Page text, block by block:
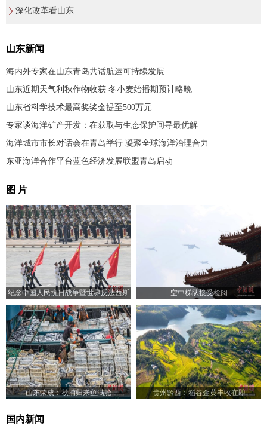
深化改革看山东
山东新闻
海内外专家在山东青岛共话航运可持续发展
山东近期天气利秋作物收获 冬小麦始播期预计略晚
山东省科学技术最高奖奖金提至500万元
专家谈海洋矿产开发：在获取与生态保护间寻最优解
海洋城市市长对话会在青岛举行 凝聚全球海洋治理合力
东亚海洋合作平台蓝色经济发展联盟青岛启动
图 片
纪念中国人民抗日战争暨世界反法西斯
战争胜利80周年大会举行
空中梯队接受检阅
山东荣成：秋捕归来鱼满舱 贵州黔西：稻谷金黄丰收在即
国内新闻